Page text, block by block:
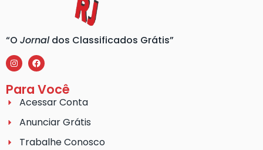
“O Jornaldos Classificados Grátis”
Para Você
Acessar Conta
Anunciar Grátis
Trabalhe Conosco